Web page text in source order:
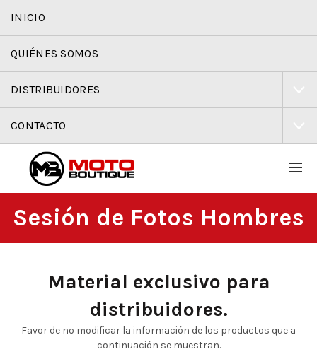
INICIO
QUIÉNES SOMOS
DISTRIBUIDORES
CONTACTO
Sesión de Fotos Hombres
Material exclusivo para
distribuidores.
Favor de no modificar la información de los productos que a
continuación se muestran.